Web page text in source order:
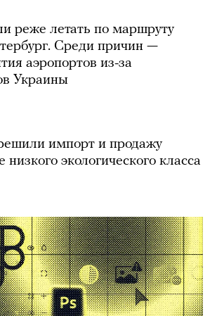
реже летать по маршруту
Среди причин —
аэропортов из-за
Украины
импорт и продажу
низкого экологического класса